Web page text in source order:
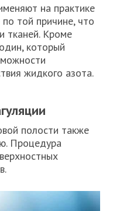
на практике
той причине, что
тканей. Кроме
который
жидкого азота.
полости также
Процедура